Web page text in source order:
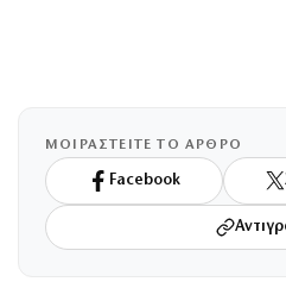
ΜΟΙΡΑΣΤΕΙΤΕ ΤΟ ΑΡΘΡΟ
Facebook